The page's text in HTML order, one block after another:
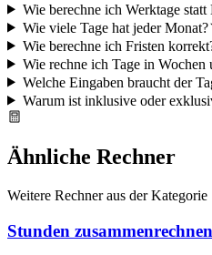
Wie berechne ich Werktage statt
Wie viele Tage hat jeder Monat?
Wie berechne ich Fristen
Wie rechne ich Tage in Wochen
Welche Eingaben braucht der
Warum ist inklusive oder
Ähnliche Rechner
Weitere Rechner aus der Kategorie
Stunden zusammenrechnen